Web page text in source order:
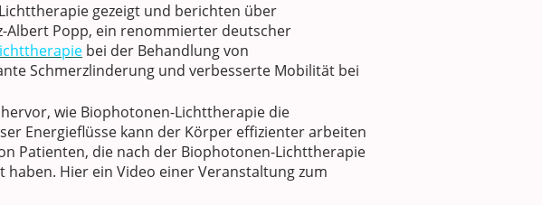
gezeigt und berichten über
Albert Popp, ein renommierter deutscher
bei der Behandlung von
Schmerzlinderung und verbesserte Mobilität bei
wie Biophotonen-Lichttherapie die
Energieflüsse kann der Körper effizienter arbeiten
Patienten, die nach der Biophotonen-Lichttherapie
Hier ein Video einer Veranstaltung zum